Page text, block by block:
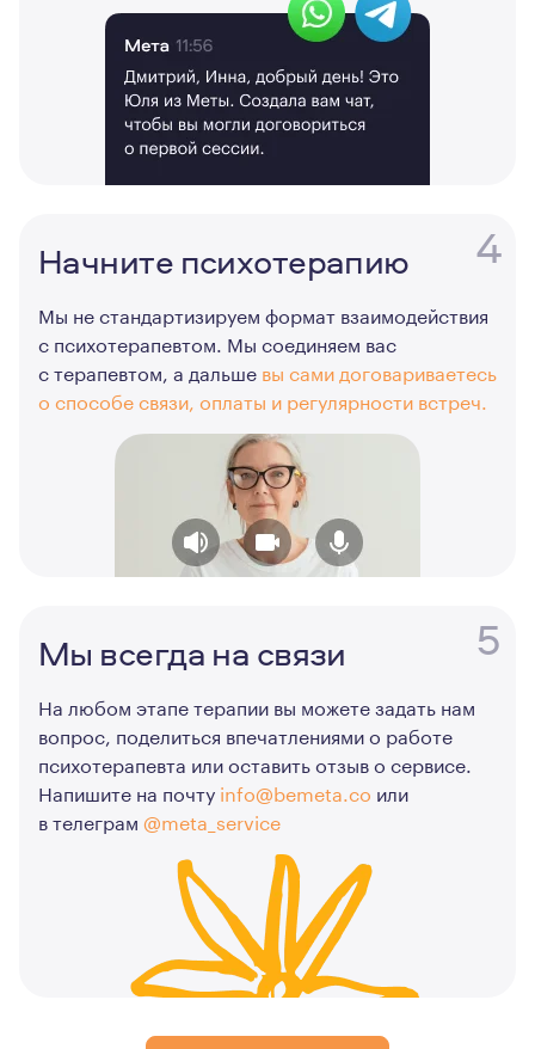
4
Начните психотерапию
Мы не стандартизируем формат взаимодействия
с психотерапевтом. Мы соединяем вас
с терапевтом, а дальше вы сами договариваетесь
о способе связи, оплаты и регулярности встреч.
5
Мы всегда на связи
На любом этапе терапии вы можете задать нам
вопрос, поделиться впечатлениями о работе
психотерапевта или оставить отзыв о сервисе.
Напишите на почту info@bemeta.co или
в телеграм @meta_service